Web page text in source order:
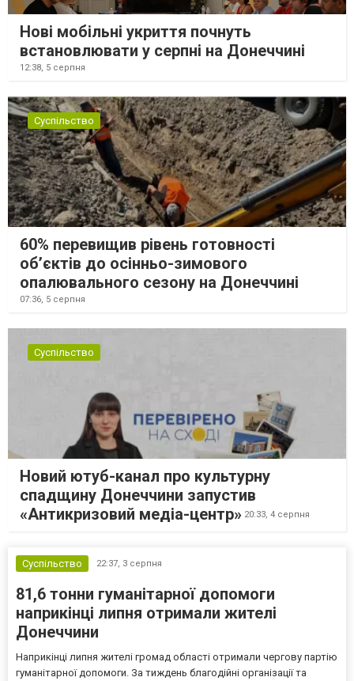
Нові мобільні укриття почнуть
встановлювати у серпні на Донеччині
12:38, 5 серпня
Суспільство
60% перевищив рівень готовності
об’єктів до осінньо-зимового
опалювального сезону на Донеччині
07:36, 5 серпня
Суспільство
Новий ютуб-канал про культурну
спадщину Донеччини запустив
«Антикризовий медіа-центр» 20:33, 4 серпня
Суспільство 22:37, 3 серпня
81,6 тонни гуманітарної допомоги
наприкінці липня отримали жителі
Донеччини
Наприкінці липня жителі громад області отримали чергову партію
гуманітарної допомоги. За тиждень благодійні організації та